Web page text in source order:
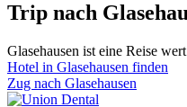
Trip nach
Glasehausen ist eine Reise
Hotel in Glasehausen finden
Zug nach Glasehausen